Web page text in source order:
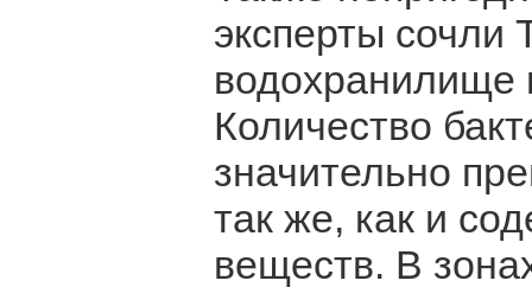
эксперты сочли
водохранилище
Количество
значительно
так же, как и
веществ. В